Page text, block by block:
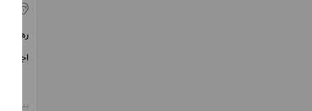
رهن
اجاره
بیش از 12 ماه پیش